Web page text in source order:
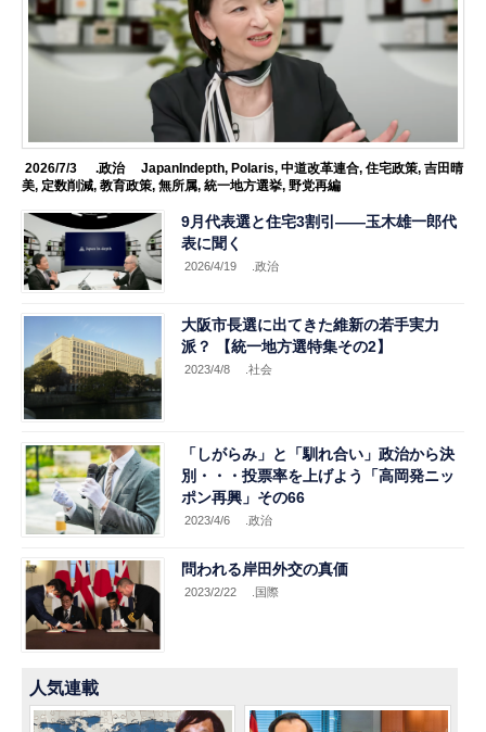
2026/7/3 .政治 JapanIndepth, Polaris, 中道改革連合, 住宅政策, 吉田晴
美, 定数削減,教育政策,無所属,統一地方選挙,野党再編
9月代表選と住宅3割引——玉木雄一郎代
表に聞く
2026/4/19 .政治
大阪市長選に出てきた維新の若手実力
派？ 【統一地方選特集その2】
2023/4/8 .社会
「しがらみ」と「馴れ合い」政治から決
別・・・投票率を上げよう「高岡発ニッ
ポン再興」その66
2023/4/6 .政治
問われる岸田外交の真価
2023/2/22 .国際
人気連載